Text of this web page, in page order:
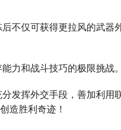
后不仅可获得更拉风的武器
力和战斗技巧的极限挑战。
分发挥外交手段，善加利用
造胜利奇迹！